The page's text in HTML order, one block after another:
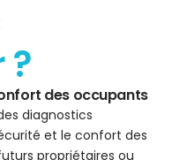
des occupants
diagnostics
et le confort des
propriétaires ou